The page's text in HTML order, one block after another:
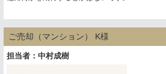
ご売却（マンション） K様
担当者：中村成樹